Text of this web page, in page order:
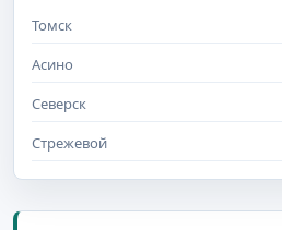
Томск
Асино
Северск
Стрежевой